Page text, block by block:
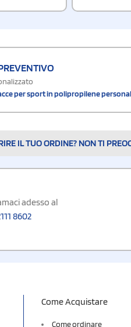
per sport in polipropilene
IL TUO ORDINE? NON TI
adesso al
8602
Come Acquistare
Come ordinare